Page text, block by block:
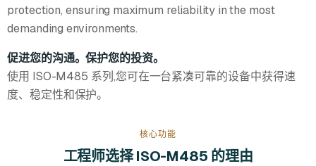
protection, ensuring maximum reliability in the most
demanding environments.
促进您的沟通。保护您的投资。
使用 ISO-M485 系列,您可在一台紧凑可靠的设备中获得速
度、稳定性和保护。
核心功能
工程师选择 ISO-M485 的理由